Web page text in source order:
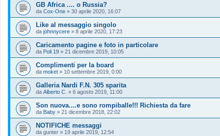
GB Africa .... o Russia?
da Cox-One » 30 aprile 2020, 16:07
Like al messaggio singolo
da johnnycere » 8 aprile 2020, 17:23
Caricamento pagine e foto in particolare
da Poli 19 » 21 dicembre 2019, 10:05
Complimenti per la board
da moket » 10 settembre 2019, 0:00
Galleria Nardi F.N. 305 sparita
da Alberto C. » 6 agosto 2019, 11:00
Son nuova....e sono rompiballe!!! Richiesta da fare
da Baby » 21 dicembre 2018, 22:02
NOTIFICHE messaggi
da gunter » 19 aprile 2019, 12:54